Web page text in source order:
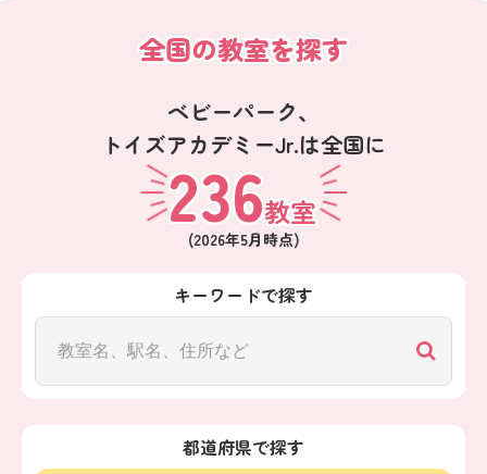
全国の教室を探す
ベビーパーク、
トイズアカデミーJr.は全国に
236教室
(2026年5月 時点)
キーワードで探す
都道府県で探す